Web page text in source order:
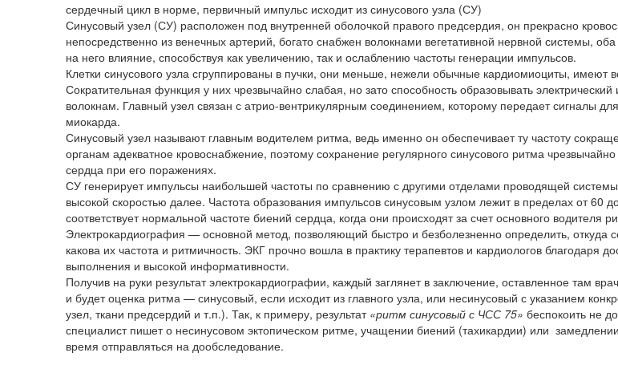
сердечный цикл в норме, первичный импульс исходит из синусового узла (СУ)
Синусовый узел (СУ) расположен под внутренней оболочкой правого предсердия, он прекрасно
непосредственно из венечных артерий, богато снабжен волокнами вегетативной нервной системы,
на него влияние, способствуя как увеличению, так и ослаблению частоты генерации импульсов.
Клетки синусового узла сгруппированы в пучки, они меньше, нежели обычные кардиомиоциты, имеют
Сократительная функция у них чрезвычайно слабая, но зато способность образовывать
волокнам. Главный узел связан с атрио-вентрикулярным соединением, которому передает сигналы
миокарда.
Синусовый узел называют главным водителем ритма, ведь именно он обеспечивает ту частоту
органам адекватное кровоснабжение, поэтому сохранение регулярного синусового ритма
сердца при его поражениях.
СУ генерирует импульсы наибольшей частоты по сравнению с другими отделами проводящей
высокой скоростью далее. Частота образования импульсов синусовым узлом лежит в пределах от 60
соответствует нормальной частоте биений сердца, когда они происходят за счет основного водителя
Электрокардиография — основной метод, позволяющий быстро и безболезненно определить, откуда
какова их частота и ритмичность. ЭКГ прочно вошла в практику терапевтов и кардиологов благодаря
выполнения и высокой информативности.
Получив на руки результат электрокардиографии, каждый заглянет в заключение, оставленное там
и будет оценка ритма — синусовый, если исходит из главного узла, или несинусовый с указанием
узел, ткани предсердий и т.п.). Так, к примеру, результат «ритм синусовый с ЧСС 75» беспокоить не
специалист пишет о несинусовом эктопическом ритме, учащении биений (тахикардии) или
время отправляться на дообследование.